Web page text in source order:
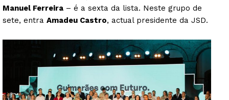
Manuel Ferreira – é a sexta da lista. Neste grupo de
sete, entra Amadeu Castro, actual presidente da JSD.